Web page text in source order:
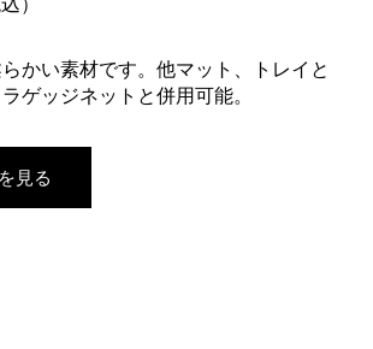
かい素材です。他マット、トレイと
ゲッジネットと併用可能。
見る